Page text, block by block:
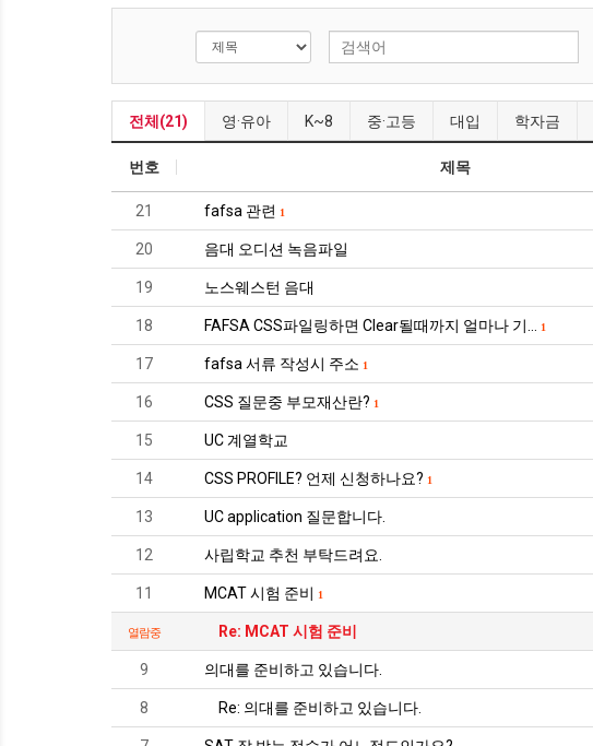
전체(21) 영·유아 K~8 중·고등 대입 학자금
번호 제목
21 fafsa 관련 1
20 음대 오디션 녹음파일
19 노스웨스턴 음대
18 FAFSA CSS파일링하면 Clear될때까지 얼마나 기… 1
17 fafsa 서류 작성시 주소 1
16 CSS 질문중 부모재산란? 1
15 UC 계열학교
14 CSS PROFILE? 언제 신청하나요? 1
13 UC application 질문합니다.
12 사립학교 추천 부탁드려요.
11 MCAT 시험 준비 1
열람중 Re: MCAT 시험 준비
9 의대를 준비하고 있습니다.
8 Re: 의대를 준비하고 있습니다.